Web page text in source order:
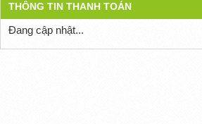
THÔNG TIN THANH TOÁN
Đang cập nhật...